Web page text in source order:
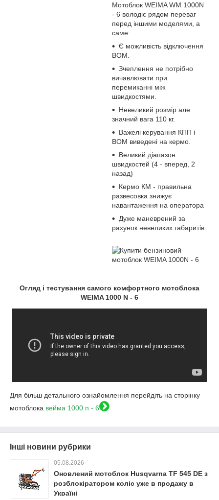
Мотоблок WEIMA WM 1000N
- 6 володіє рядом переваг
перед іншими моделями, а
саме:
Є можливість відключення
ВОМ.
Зчеплення не потрібно
вичавлювати при
перемиканні між
швидкостями.
Невеликий розмір але
значний вага 110 кг.
Важелі керування КПП і
ВОМ виведені на кермо.
Великий діапазон
швидкостей (4 - вперед, 2
назад)
Кермо КМ - правильна
развесовка знижує
навантаження на оператора
Дуже маневрений за
рахунок невеликих габаритів
Огляд і тестування самого комфортного мотоблока
WEIMA 1000 N - 6
Для більш детального ознайомлення перейдіть на сторінку
мотоблока вейма 1000 n - 6
Інші новини рубрики
05.08.2026
Оновлений мотоблок Husqvarna TF 545 DE з
розблокіратором коліс уже в продажу в
Україні